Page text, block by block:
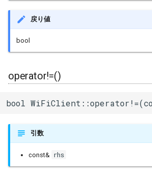
戻り値
bool
operator!=()
bool
引数
const& rhs